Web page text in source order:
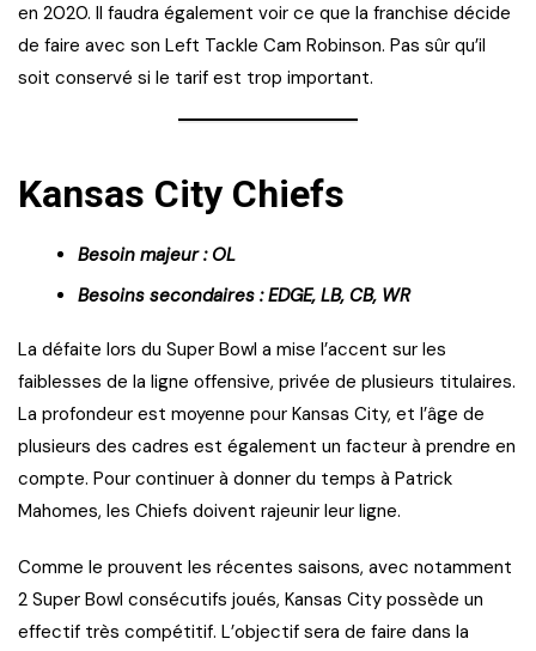
en 2020. Il faudra également voir ce que la franchise décide
de faire avec son Left Tackle Cam Robinson. Pas sûr qu’il
soit conservé si le tarif est trop important.
Kansas City Chiefs
Besoin majeur : OL
Besoins secondaires : EDGE, LB, CB, WR
La défaite lors du Super Bowl a mise l’accent sur les
faiblesses de la ligne offensive, privée de plusieurs titulaires.
La profondeur est moyenne pour Kansas City, et l’âge de
plusieurs des cadres est également un facteur à prendre en
compte. Pour continuer à donner du temps à Patrick
Mahomes, les Chiefs doivent rajeunir leur ligne.
Comme le prouvent les récentes saisons, avec notamment
2 Super Bowl consécutifs joués, Kansas City possède un
effectif très compétitif. L’objectif sera de faire dans la